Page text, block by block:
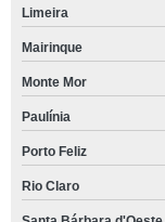
Limeira
Mairinque
Monte Mor
Paulínia
Porto Feliz
Rio Claro